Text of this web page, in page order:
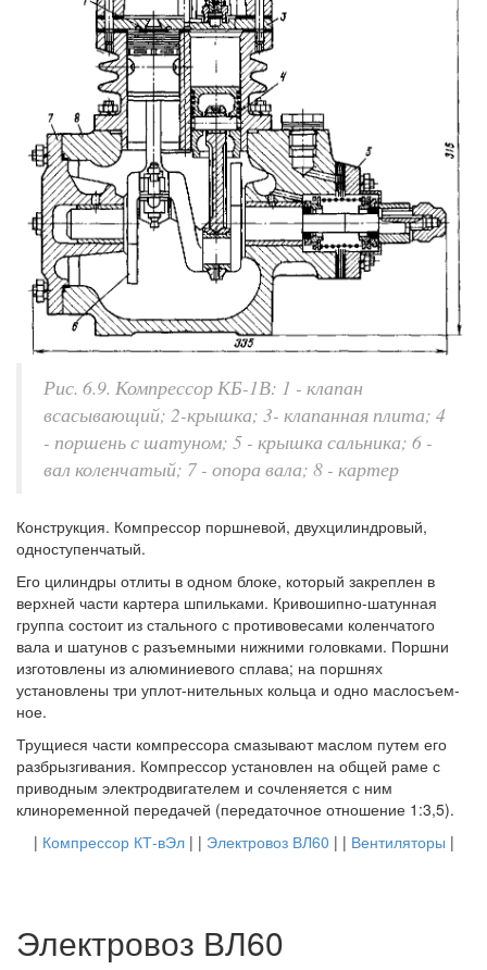
Рис. 6.9. Компрессор КБ-1В: 1 - клапан
всасывающий; 2-крышка; 3- клапанная плита; 4
- поршень с шатуном; 5 - крышка сальника; 6 -
вал коленчатый; 7 - опора вала; 8 - картер
Конструкция. Компрессор поршневой, двухцилиндровый,
одноступенчатый.
Его цилиндры отлиты в одном блоке, который закреплен в
верхней части картера шпильками. Кривошипно-шатунная
группа состоит из стального с противовесами коленчатого
вала и шатунов с разъемными нижними головками. Поршни
изготовлены из алюминиевого сплава; на поршнях
установлены три уплот-нительных кольца и одно маслосъем-
ное.
Трущиеся части компрессора смазывают маслом путем его
разбрызгивания. Компрессор установлен на общей раме с
приводным электродвигателем и сочленяется с ним
клиноременной передачей (передаточное отношение 1:3,5).
| Компрессор КТ-вЭл| | Электровоз ВЛ60 | | Вентиляторы |
Электровоз ВЛ60